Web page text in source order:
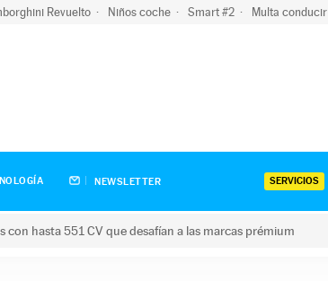
Revuelto Niños coche Smart #2 Multa conducir
NEWSLETTER SERVICIOS
hasta 551 CV que desafían a las marcas prémium